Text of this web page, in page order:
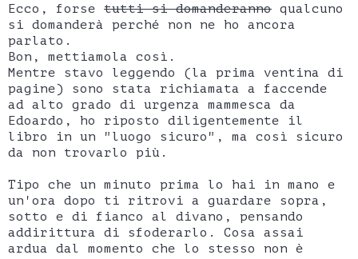
Ecco, forse tutti si domanderanno qualcuno
si domanderà perché non ne ho ancora
parlato.
Bon, mettiamola così.
Mentre stavo leggendo (la prima ventina di
pagine) sono stata richiamata a faccende
ad alto grado di urgenza mammesca da
Edoardo, ho riposto diligentemente il
libro in un "luogo sicuro", ma così sicuro
da non trovarlo più.
Tipo che un minuto prima lo hai in mano e
un'ora dopo ti ritrovi a guardare sopra,
sotto e di fianco al divano, pensando
addirittura di sfoderarlo. Cosa assai
ardua dal momento che lo stesso non è